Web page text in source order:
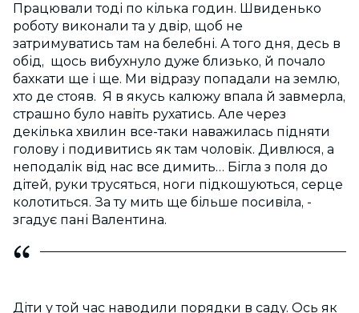
Працювали тоді по кілька годин. Швиденько
роботу виконали та у двір, щоб не
затримуватись там на белебні. А того дня, десь в
обід, щось вибухнуло дуже близько, й почало
бахкати ще і ще. Ми відразу попадали на землю,
хто де стояв. Я в якусь калюжу впала й завмерла,
страшно було навіть рухатись. Але через
декілька хвилин все-таки наважилась підняти
голову і подивитись як там чоловік. Дивлюся, а
неподалік від нас все димить… Бігла з поля до
дітей, руки трусяться, ноги підкошуються, серце
колотиться. За ту мить ще більше посивіла, -
згадує пані Валентина.
Діти у той час наводили порядки в саду. Ось як